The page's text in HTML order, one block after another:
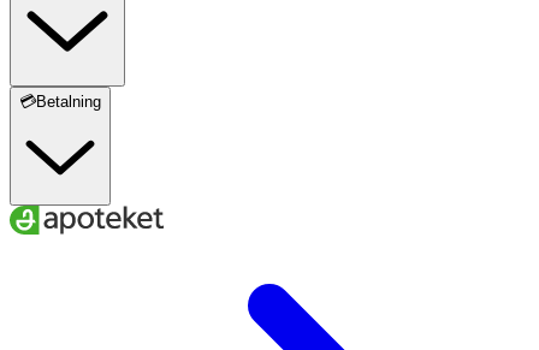
OK för gravida och ammande:
💳Betalning